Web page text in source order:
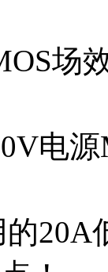
场
电
20A